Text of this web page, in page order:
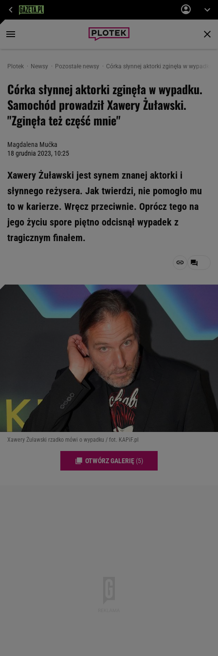
Plotek Newsy Pozostałe newsy Córka słynnej aktorki zginęła w wypadku.
Córka słynnej aktorki zginęła w wypadku.
Samochód prowadził Xawery Żuławski.
"Zginęła też część mnie"
Magdalena Mućka
18 grudnia 2023, 10:25
Xawery Żuławski jest synem znanej aktorki i
słynnego reżysera. Jak twierdzi, nie pomogło mu
to w karierze. Wręcz przeciwnie. Oprócz tego na
jego życiu spore piętno odcisnął wypadek z
tragicznym finałem.
Xawery Żuławski rzadko mówi o wypadku / fot. KAPiF.pl
OTWÓRZ GALERIĘ (5)